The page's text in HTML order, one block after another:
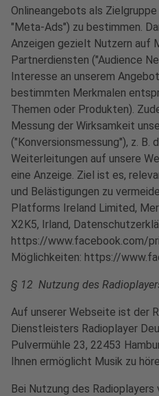
Onlineangebots als
"Meta-Ads") zu bestimmen.
Anzeigen gezielt Nutzern auf
Partnerdiensten ("Audience
Interesse an unserem
bestimmten Merkmalen
Themen oder Produkten).
Messung der Wirksamkeit
("Konversionsmessung"), z. B.
Weiterleitungen auf unsere
eine Anzeige. Ziel ist es,
und Belästigungen zu
Platforms Ireland Limited,
X2K5, Irland,
https://www.facebook.com/
Möglichkeiten: https://
§ 12 Nutzung des
Auf unserer Webseite ist der
Dienstleisters Radioplayer
Pulvermühle 23, 22453
Ihnen ermöglicht Musik zu
Bei Nutzung des